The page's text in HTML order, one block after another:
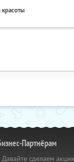
Партнёрам
Давайте сделаем